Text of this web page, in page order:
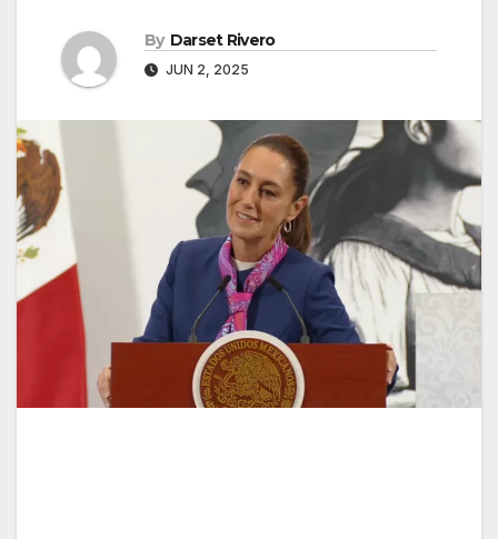
By Darset Rivero
JUN 2, 2025